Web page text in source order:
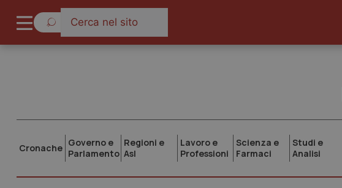
Cronache Governo e
Parlamento
Regioni e
Asl
Lavoro e
Professioni
Scienza e
Farmaci
Studi e
Analisi